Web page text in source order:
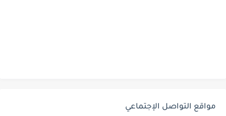
مواقع التواصل الإجتماعي